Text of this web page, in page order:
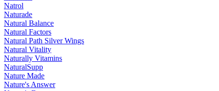
Natrol
Naturade
Natural Balance
Natural Factors
Natural Path Silver Wings
Natural Vitality
Naturally Vitamins
NaturalSupp
Nature Made
Nature's Answer